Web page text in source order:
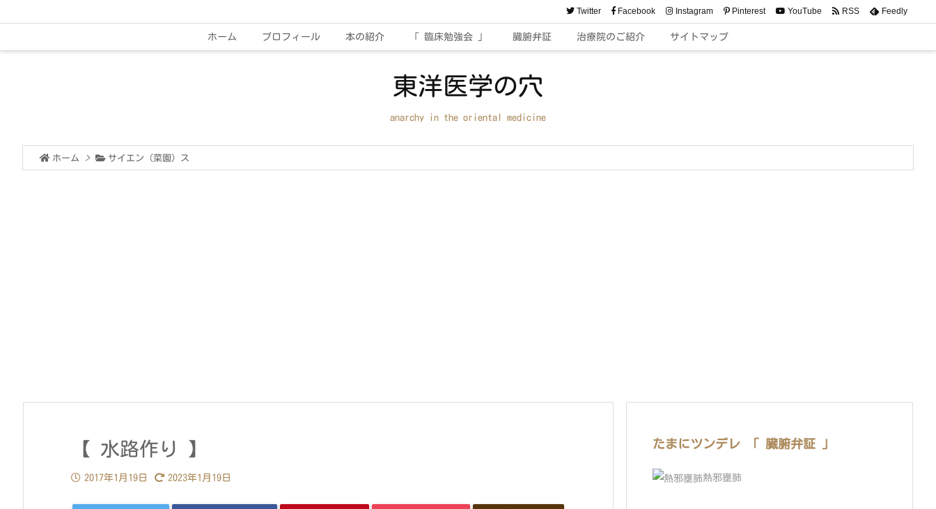
ホーム プロフィール 本の紹介 「 臨床勉強会 」 臓腑弁証 治療院のご紹介 サイトマップ
Twitter Facebook Instagram Pinterest YouTube RSS Feedly
東洋医学の穴
anarchy in the oriental medicine
ホーム > サイエン（菜園）ス
【 水路作り 】
2017年1月19日 2023年1月19日
たまにツンデレ 「 臓腑弁証 」
熱邪壅肺